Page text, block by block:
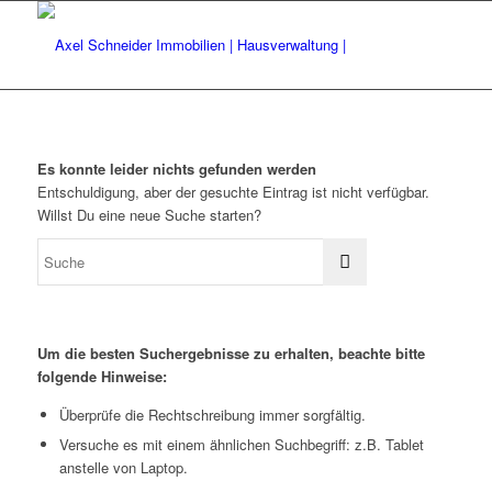
Es konnte leider nichts gefunden werden
Entschuldigung, aber der gesuchte Eintrag ist nicht verfügbar.
Willst Du eine neue Suche starten?
Um die besten Suchergebnisse zu erhalten, beachte bitte
folgende Hinweise:
Überprüfe die Rechtschreibung immer sorgfältig.
Versuche es mit einem ähnlichen Suchbegriff: z.B. Tablet
anstelle von Laptop.